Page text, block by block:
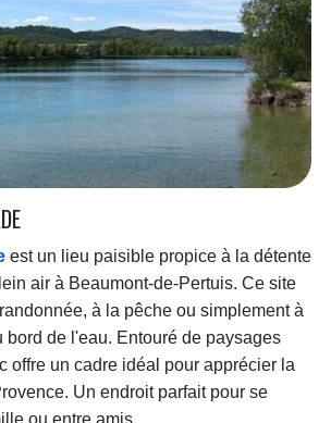
est un lieu paisible propice à la détente
air à Beaumont-de-Pertuis. Ce site
à la pêche ou simplement à
bord de l'eau. Entouré de paysages
offre un cadre idéal pour apprécier la
Un endroit parfait pour se